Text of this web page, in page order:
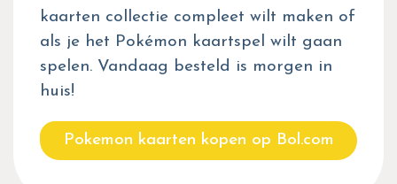
kaarten collectie compleet wilt maken of
als je het Pokémon kaartspel wilt gaan
spelen. Vandaag besteld is morgen in
huis!
Pokemon kaarten kopen op Bol.com